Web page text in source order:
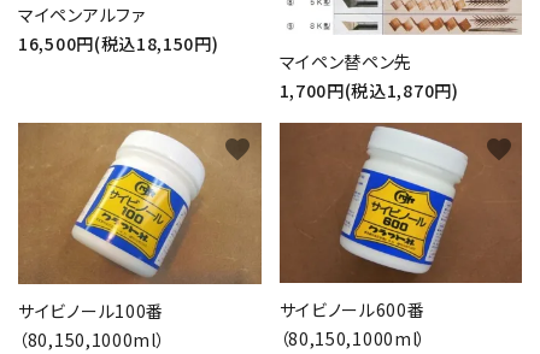
マイペンアルファ
16,500円(税込18,150円)
マイペン替ペン先
1,700円(税込1,870円)
サイビノール100番
（80,150,1000ml）
favorite
サイビノール600番
（80,150,1000ml）
favorite